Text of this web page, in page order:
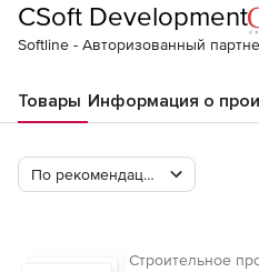
CSoft Development
Softline - Авторизованный
Товары Информация о
По рекомендации Softline
Строительное